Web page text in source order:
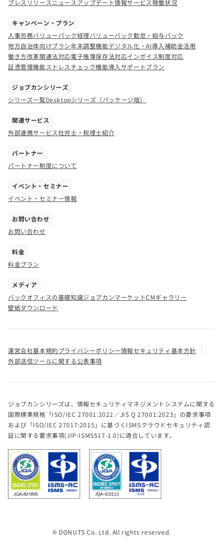
プレスリリースニュース アップデート情報サービス稼働状況
キャンペーン・プラン
人事労務バリューパック経理バリューパック勤怠・給与パック
地方自治体向けプラン年末調整機能デジタル化・AI導入補助金活用
働き方改革関連法対応電子帳簿保存法対応インボイス制度対応
証憑管理機能ストレスチェック機能導入サポートプラン
ジョブカンシリーズ
シリーズ一覧Desktopシリーズ（パッケージ版）
関連サービス
外部連携サービス社労士・税理士紹介
パートナー
パートナー制度について
イベント・セミナー
イベント・セミナー情報
お問い合わせ
お問い合わせ
料金
料金プラン
メディア
バックオフィスの基礎知識ジョブカンマーケットCMギャラリー
壁紙ダウンロード
運営会社基本規約プライバシーポリシー情報セキュリティ基本方針
外部送信ツールに関する公表事項
ジョブカンシリーズは、情報セキュリティマネジメントシステムに関する
国際標準規格「ISO/IEC 27001:2022／JIS Q 27001:2023」の要求事項
および「ISO/IEC 27017:2015」に基づくISMSクラウドセキュリティ認
証に関する要求事項(JIP-ISMS517-1.0)に適合しています。
® DONUTS Co. Ltd. All rights reserved.